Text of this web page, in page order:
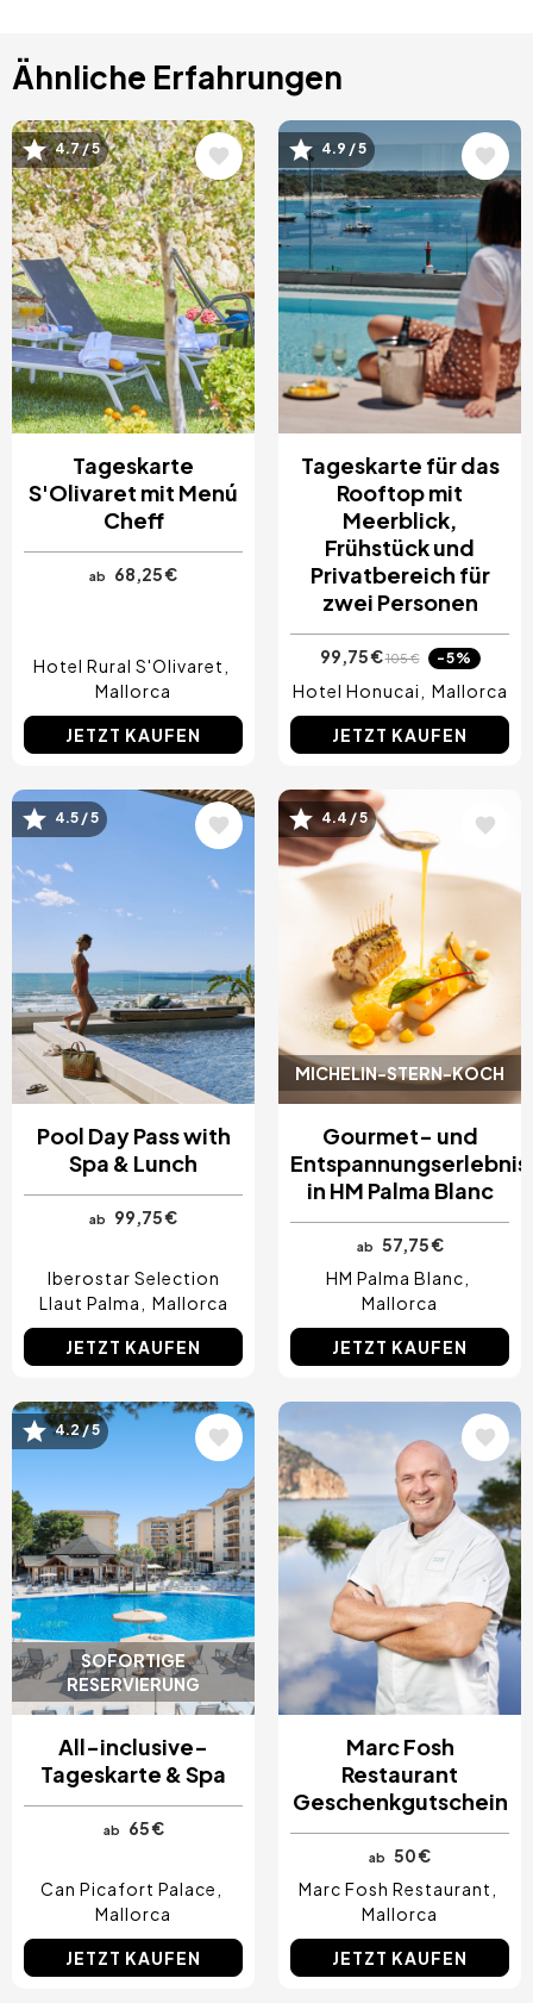
Ähnliche Erfahrungen
Bild4.7 / 5
Tageskarte
S'Olivaret mit Menú
Cheff
ab 68,25 €
Hotel Rural S'Olivaret
Mallorca
JETZT KAUFEN
Bild4.9 / 5
Tageskarte für das
Rooftop mit
Meerblick,
Frühstück und
Privatbereich für
zwei Personen
99,75 €105 € -5%
Hotel Honucai Mallorca
JETZT KAUFEN
Bild4.5 / 5
Pool Day Pass with
Spa & Lunch
ab 99,75 €
Iberostar Selection
Llaut Palma
Mallorca
JETZT KAUFEN
MICHELIN-STERN-KOCH
Bild4.4 / 5
Gourmet- und
Entspannungserlebnis
in HM Palma Blanc
ab
57,75 €
HM Palma Blanc
Mallorca
JETZT KAUFEN
SOFORTIGE
RESERVIERUNG
Bild4.2 / 5
All-inclusive-
Tageskarte & Spa
ab 65 €
Can Picafort Palace
Mallorca
JETZT KAUFEN
Bild
Marc Fosh
Restaurant
Geschenkgutschein
ab
50 €
Marc Fosh Restaurant
Mallorca
JETZT KAUFEN